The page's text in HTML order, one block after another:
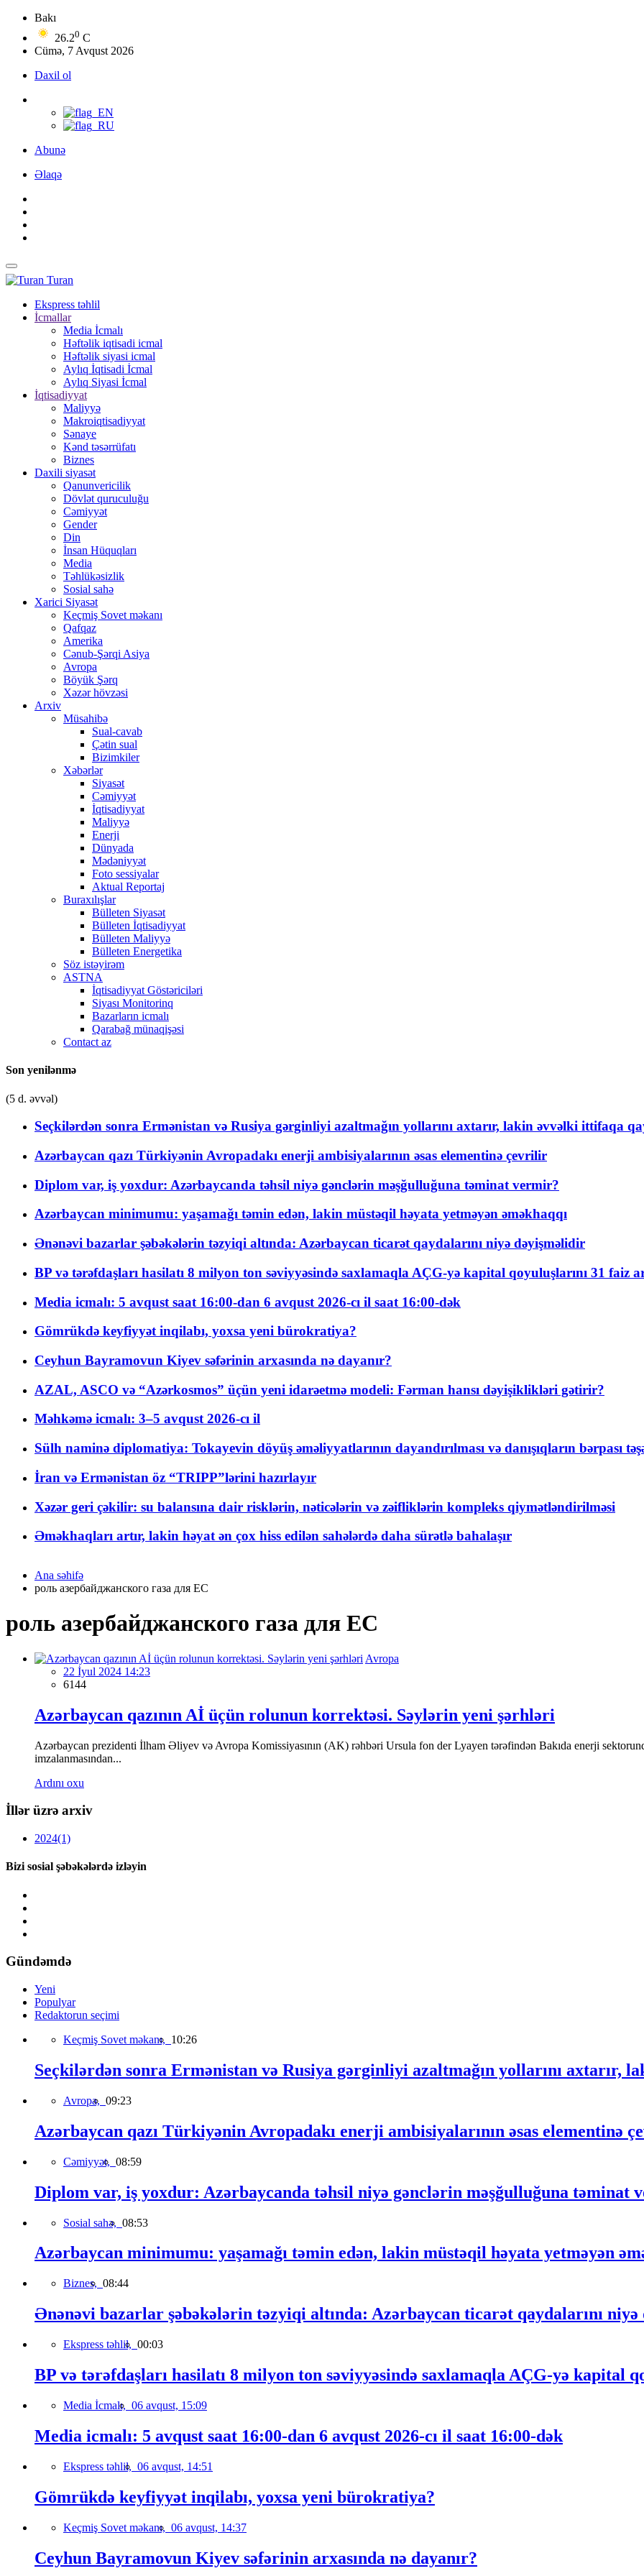
Bakı
26.20 C
Cümə, 7 Avqust 2026
Daxil ol
Abunə
Əlaqə
Turan
Ekspress təhlil
İcmallar
Media İcmalı
Həftəlik iqtisadi icmal
Həftəlik siyasi icmal
Aylıq İqtisadi İcmal
Aylıq Siyasi İcmal
İqtisadiyyat
Maliyyə
Makroiqtisadiyyat
Sənaye
Kənd təsərrüfatı
Biznes
Daxili siyasət
Qanunvericilik
Dövlət quruculuğu
Cəmiyyət
Gender
Din
İnsan Hüquqları
Media
Təhlükəsizlik
Sosial sahə
Xarici Siyasət
Keçmiş Sovet məkanı
Qafqaz
Amerika
Cənub-Şərqi Asiya
Avropa
Böyük Şərq
Xəzər hövzəsi
Arxiv
Müsahibə
Sual-cavab
Çətin sual
Bizimkiler
Xəbərlər
Siyasət
Cəmiyyət
İqtisadiyyat
Maliyyə
Enerji
Dünyada
Mədəniyyət
Foto sessiyalar
Aktual Reportaj
Buraxılışlar
Bülleten Siyasət
Bülleten İqtisadiyyat
Bülleten Maliyyə
Bülleten Energetika
Söz istəyirəm
ASTNA
İqtisadiyyat Göstəriciləri
Siyası Monitorinq
Bazarların icmalı
Qarabağ münaqişəsi
Contact az
Son yenilənmə
(5 d. əvvəl)
Seçkilərdən sonra Ermənistan və Rusiya gərginliyi azaltmağın yollarını axtarır, lakin əvvəlki ittifaqa
Azərbaycan qazı Türkiyənin Avropadakı enerji ambisiyalarının əsas elementinə çevrilir
Diplom var, iş yoxdur: Azərbaycanda təhsil niyə gənclərin məşğulluğuna təminat vermir?
Azərbaycan minimumu: yaşamağı təmin edən, lakin müstəqil həyata yetməyən əməkhaqqı
Ənənəvi bazarlar şəbəkələrin təzyiqi altında: Azərbaycan ticarət qaydalarını niyə dəyişməlidir
BP və tərəfdaşları hasilatı 8 milyon ton səviyyəsində saxlamaqla AÇG-yə kapital qoyuluşlarını 31 faiz
Media icmalı: 5 avqust saat 16:00-dan 6 avqust 2026-cı il saat 16:00-dək
Gömrükdə keyfiyyət inqilabı, yoxsa yeni bürokratiya?
Ceyhun Bayramovun Kiyev səfərinin arxasında nə dayanır?
AZAL, ASCO və “Azərkosmos” üçün yeni idarəetmə modeli: Fərman hansı dəyişiklikləri gətirir?
Məhkəmə icmalı: 3–5 avqust 2026-cı il
Sülh naminə diplomatiya: Tokayevin döyüş əməliyyatlarının dayandırılması və danışıqların bərpası
İran və Ermənistan öz “TRIPP”lərini hazırlayır
Xəzər geri çəkilir: su balansına dair risklərin, nəticələrin və zəifliklərin kompleks qiymətləndirilməsi
Əməkhaqları artır, lakin həyat ən çox hiss edilən sahələrdə daha sürətlə bahalaşır
Ana səhifə
роль азербайджанского газа для ЕС
роль азербайджанского газа для ЕС
Avropa
22 İyul 2024 14:23
6144
Azərbaycan qazının Aİ üçün rolunun korrektəsi. Səylərin yeni şərhləri
Azərbaycan prezidenti İlham Əliyev və Avropa Komissiyasının (AK) rəhbəri Ursula fon der Lyayen tərəfindən Bakıda enerji
imzalanmasından...
Ardını oxu
İllər üzrə arxiv
2024(1)
Bizi sosial şəbəkələrdə izləyin
Gündəmdə
Yeni
Populyar
Redaktorun seçimi
Keçmiş Sovet məkanı, 10:26
Seçkilərdən sonra Ermənistan və Rusiya gərginliyi azaltmağın yollarını axtarır,
Avropa, 09:23
Azərbaycan qazı Türkiyənin Avropadakı enerji ambisiyalarının əsas elementinə
Cəmiyyət, 08:59
Diplom var, iş yoxdur: Azərbaycanda təhsil niyə gənclərin məşğulluğuna təminat
Sosial sahə, 08:53
Azərbaycan minimumu: yaşamağı təmin edən, lakin müstəqil həyata yetməyən
Biznes, 08:44
Ənənəvi bazarlar şəbəkələrin təzyiqi altında: Azərbaycan ticarət qaydalarını
Ekspress təhlil, 00:03
BP və tərəfdaşları hasilatı 8 milyon ton səviyyəsində saxlamaqla AÇG-yə kapital
Media İcmalı, 06 avqust, 15:09
Media icmalı: 5 avqust saat 16:00-dan 6 avqust 2026-cı il saat 16:00-dək
Ekspress təhlil, 06 avqust, 14:51
Gömrükdə keyfiyyət inqilabı, yoxsa yeni bürokratiya?
Keçmiş Sovet məkanı, 06 avqust, 14:37
Ceyhun Bayramovun Kiyev səfərinin arxasında nə dayanır?